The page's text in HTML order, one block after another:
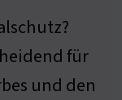
für
und den